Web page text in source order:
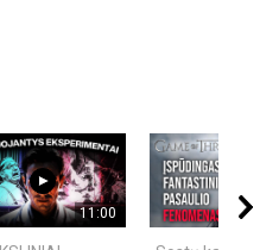
11:00